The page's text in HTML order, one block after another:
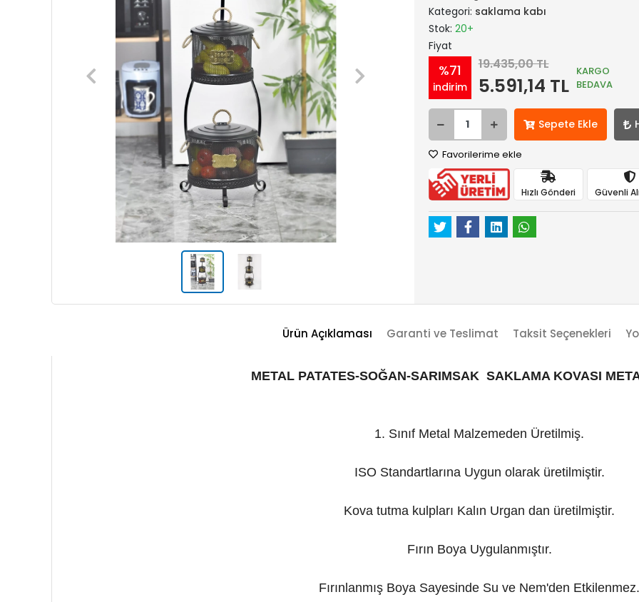
Kategori: saklama kabı
Stok: 20+
Fiyat
%71
indirim
19.435,00 TL
5.591,14 TL
KARGO
BEDAVA
Sepete Ekle
Favorilerime ekle
Hızlı Gönderi Güvenli
Ürün Açıklaması Garanti ve Teslimat Taksit Seçenekleri
METAL PATATES-SOĞAN-SARIMSAK SAKLAMA KOVASI
1. Sınıf Metal Malzemeden Üretilmiş.
ISO Standartlarına Uygun olarak üretilmiştir.
Kova tutma kulpları Kalın Urgan dan üretilmiştir.
Fırın Boya Uygulanmıştır.
Fırınlanmış Boya Sayesinde Su ve Nem'den Etkilenmez.